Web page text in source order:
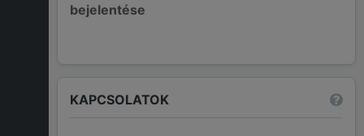
bejelentése
KAPCSOLATOK